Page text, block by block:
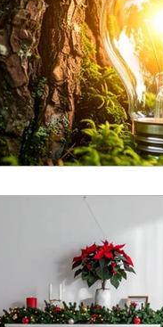
Entender las Facturas
Asistencia de Gobierno